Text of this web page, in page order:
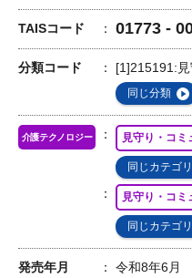
TAISコード 01773 -
分類コード [1]215191:
同じ分類
介護テクノロジー 見守り・コミ
同じカテゴリ
見守り・コミ
同じカテゴリ
発売年月 令和8年6月